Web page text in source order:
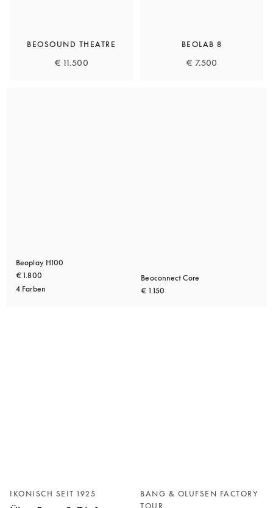
BEOSOUND THEATRE
€ 11.500
BEOLAB 8
€ 7.500
Beoplay H100
€ 1.800
4 Farben
Beoconnect Core
€ 1.150
IKONISCH SEIT 1925
BANG & OLUFSEN FACTORY
TOUR